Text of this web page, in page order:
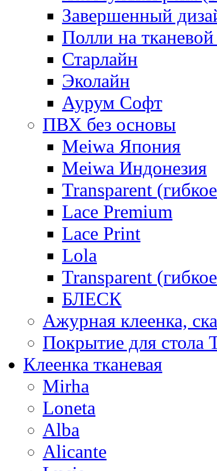
Завершенный
Полли на
Старлайн
Эколайн
Аурум Софт
ПВХ без основы
Meiwa Япония
Meiwa Индонезия
Transparent
Lace Premium
Lace Print
Lola
Transparent
БЛЕСК
Ажурная клеенка,
Покрытие для стола
Клеенка тканевая
Mirha
Loneta
Alba
Alicante